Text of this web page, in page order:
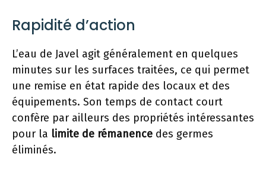
Rapidité d’action
L’eau de Javel agit généralement en quelques
minutes sur les surfaces traitées, ce qui permet
une remise en état rapide des locaux et des
équipements. Son temps de contact court
confère par ailleurs des propriétés intéressantes
pour la limite de rémanence des germes
éliminés.